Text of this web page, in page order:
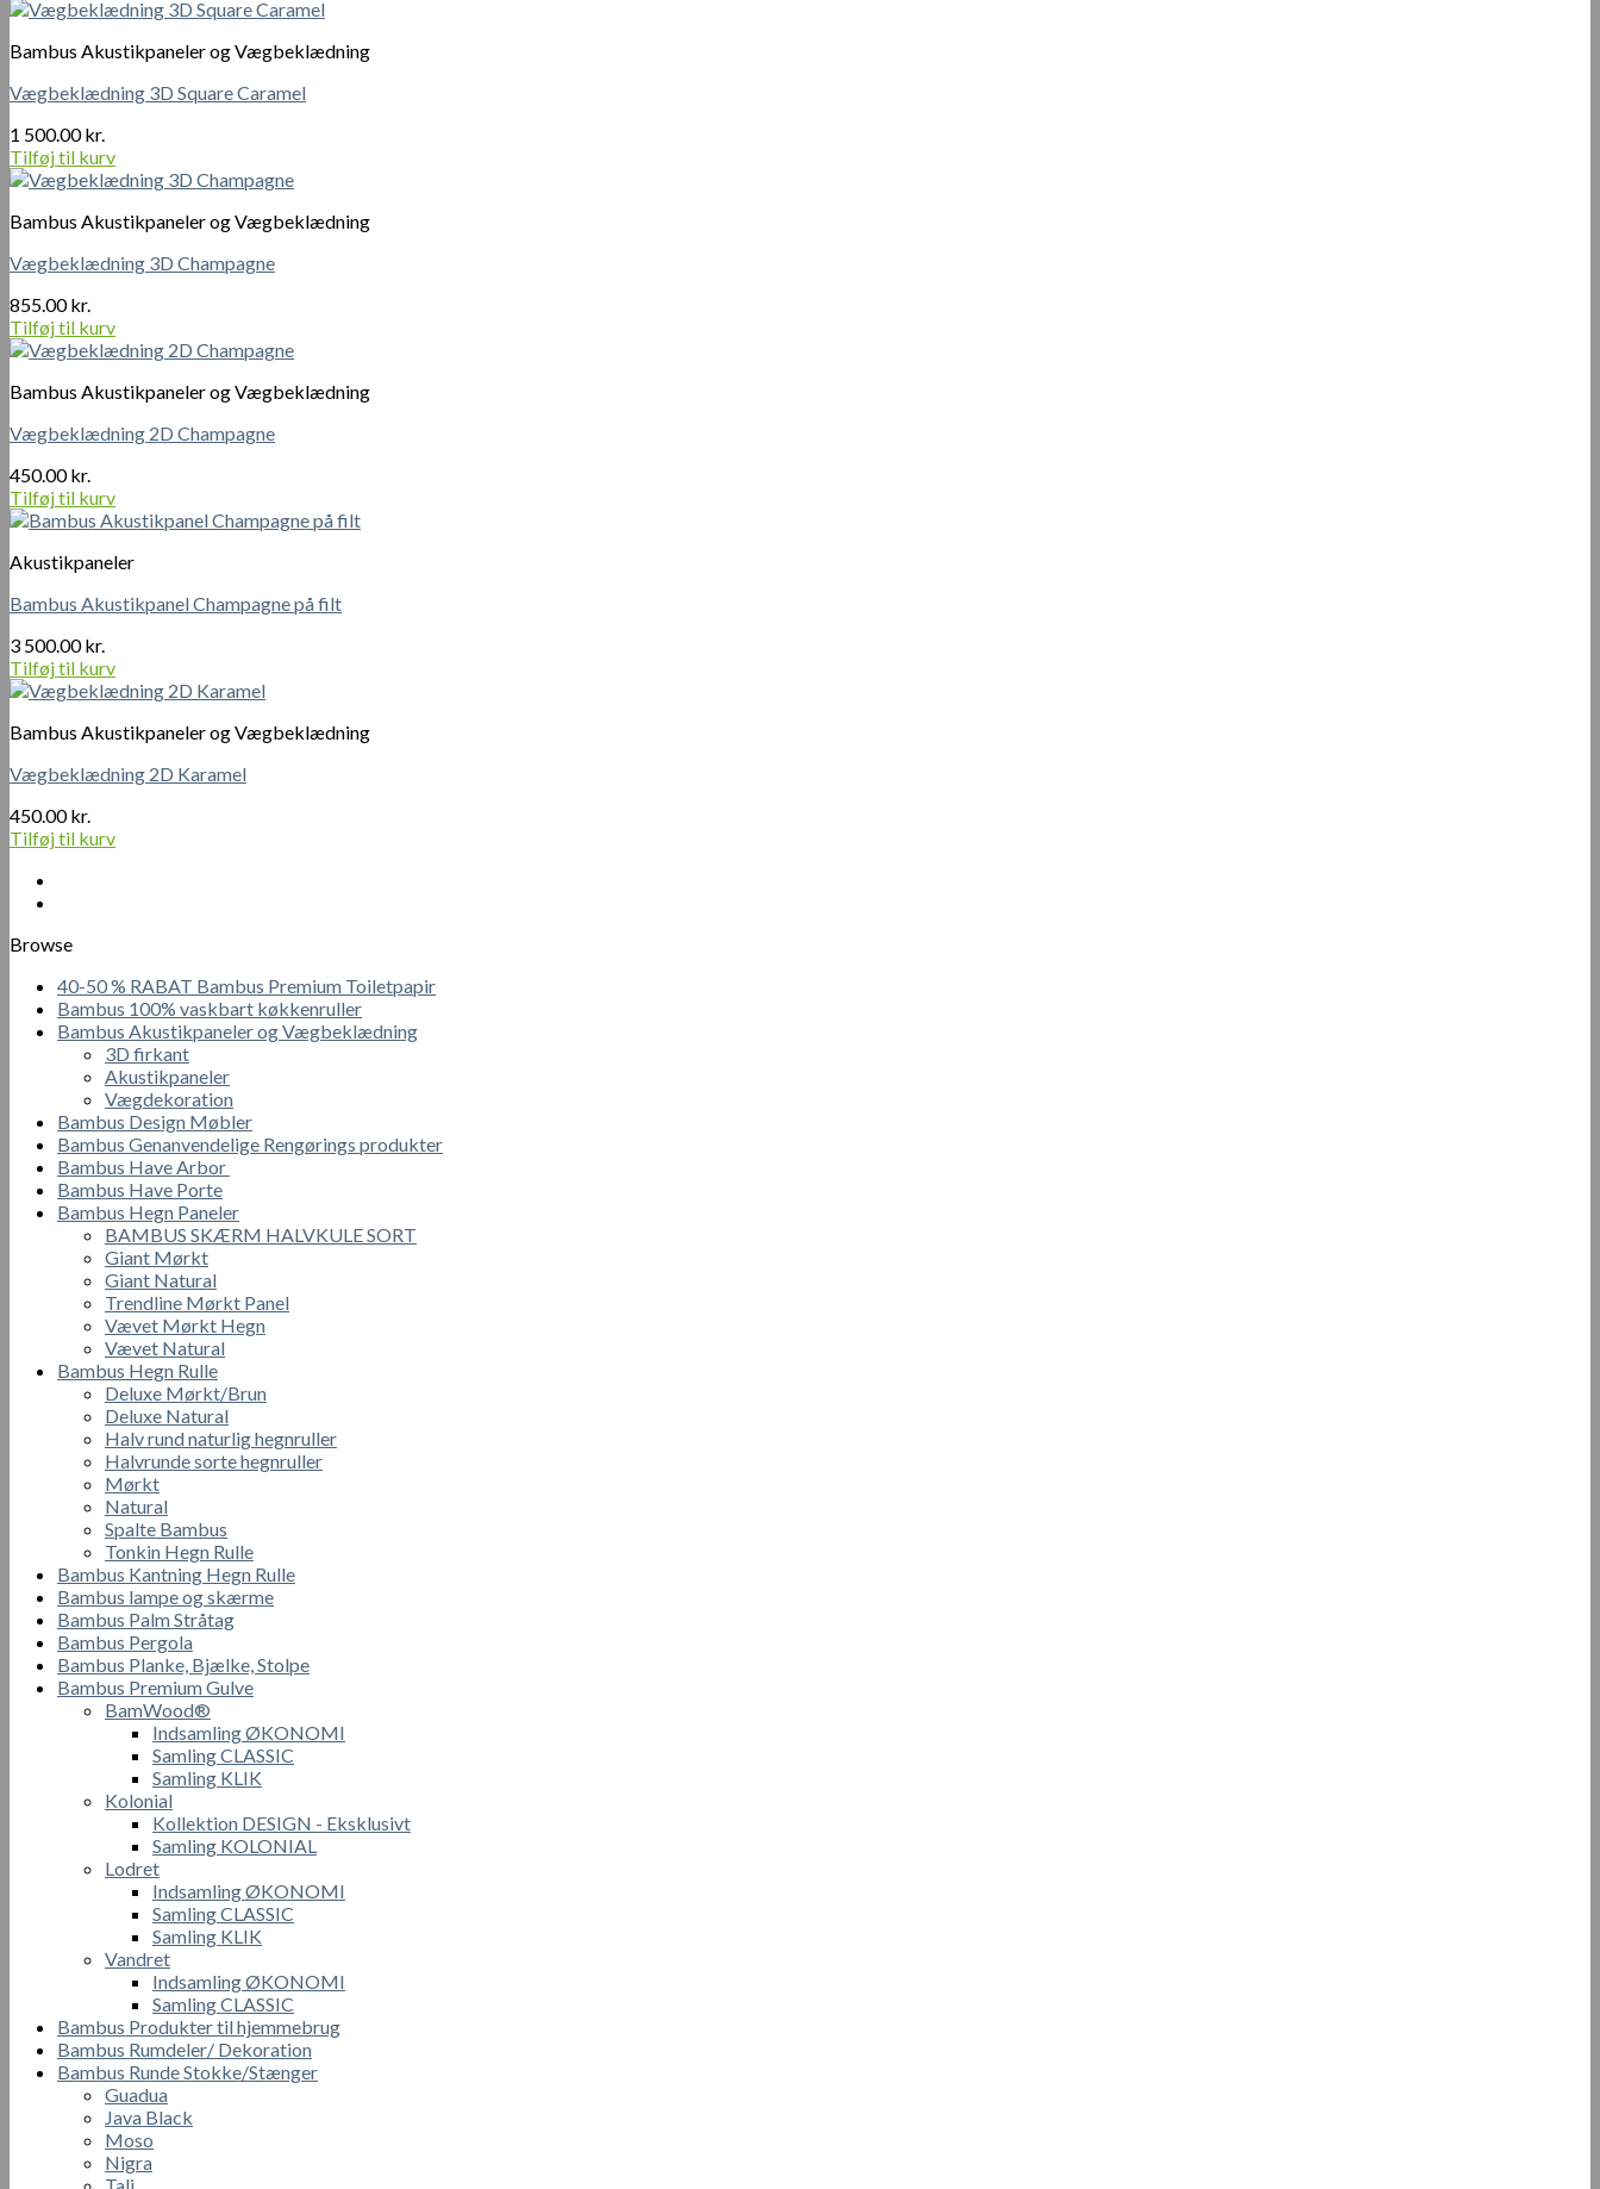
Bambus Akustikpaneler og Vægbeklædning
Vægbeklædning 3D Square Caramel
1 500.00kr.
Tilføj til kurv
Bambus Akustikpaneler og Vægbeklædning
Vægbeklædning 3D Champagne
855.00kr.
Tilføj til kurv
Bambus Akustikpaneler og Vægbeklædning
Vægbeklædning 2D Champagne
450.00kr.
Tilføj til kurv
Akustikpaneler
Bambus Akustikpanel Champagne på filt
3 500.00kr.
Tilføj til kurv
Bambus Akustikpaneler og Vægbeklædning
Vægbeklædning 2D Karamel
450.00kr.
Tilføj til kurv
Browse
40-50 % RABAT Bambus Premium Toiletpapir
Bambus 100% vaskbart køkkenruller
Bambus Akustikpaneler og Vægbeklædning
3D firkant
Akustikpaneler
Vægdekoration
Bambus Design Møbler
Bambus Genanvendelige Rengørings produkter
Bambus Have Arbor
Bambus Have Porte
Bambus Hegn Paneler
BAMBUS SKÆRM HALVKULE SORT
Giant Mørkt
Giant Natural
Trendline Mørkt Panel
Vævet Mørkt Hegn
Vævet Natural
Bambus Hegn Rulle
Deluxe Mørkt/Brun
Deluxe Natural
Halv rund naturlig hegnruller
Halvrunde sorte hegnruller
Mørkt
Natural
Spalte Bambus
Tonkin Hegn Rulle
Bambus Kantning Hegn Rulle
Bambus lampe og skærme
Bambus Palm Stråtag
Bambus Pergola
Bambus Planke, Bjælke, Stolpe
Bambus Premium Gulve
BamWood®
Indsamling ØKONOMI
Samling CLASSIC
Samling KLIK
Kolonial
Kollektion DESIGN - Eksklusivt
Samling KOLONIAL
Lodret
Indsamling ØKONOMI
Samling CLASSIC
Samling KLIK
Vandret
Indsamling ØKONOMI
Samling CLASSIC
Bambus Produkter til hjemmebrug
Bambus Rumdeler/ Dekoration
Bambus Runde Stokke/Stænger
Guadua
Java Black
Moso
Nigra